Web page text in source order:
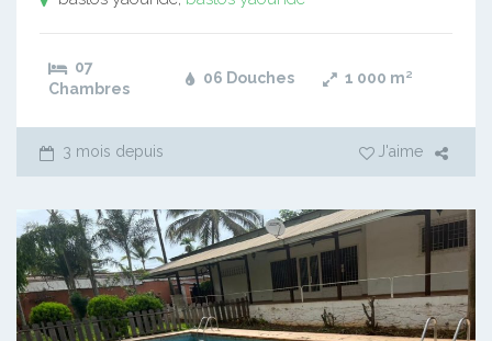
07
Chambres
06 Douches 1 000 m²
3 mois depuis J'aime